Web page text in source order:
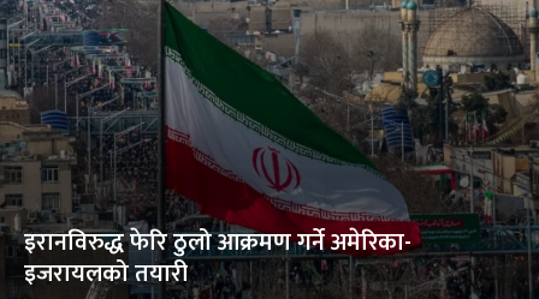
इरानविरुद्ध फेरि ठुलो आक्रमण गर्ने अमेरिका-
इजरायलको तयारी